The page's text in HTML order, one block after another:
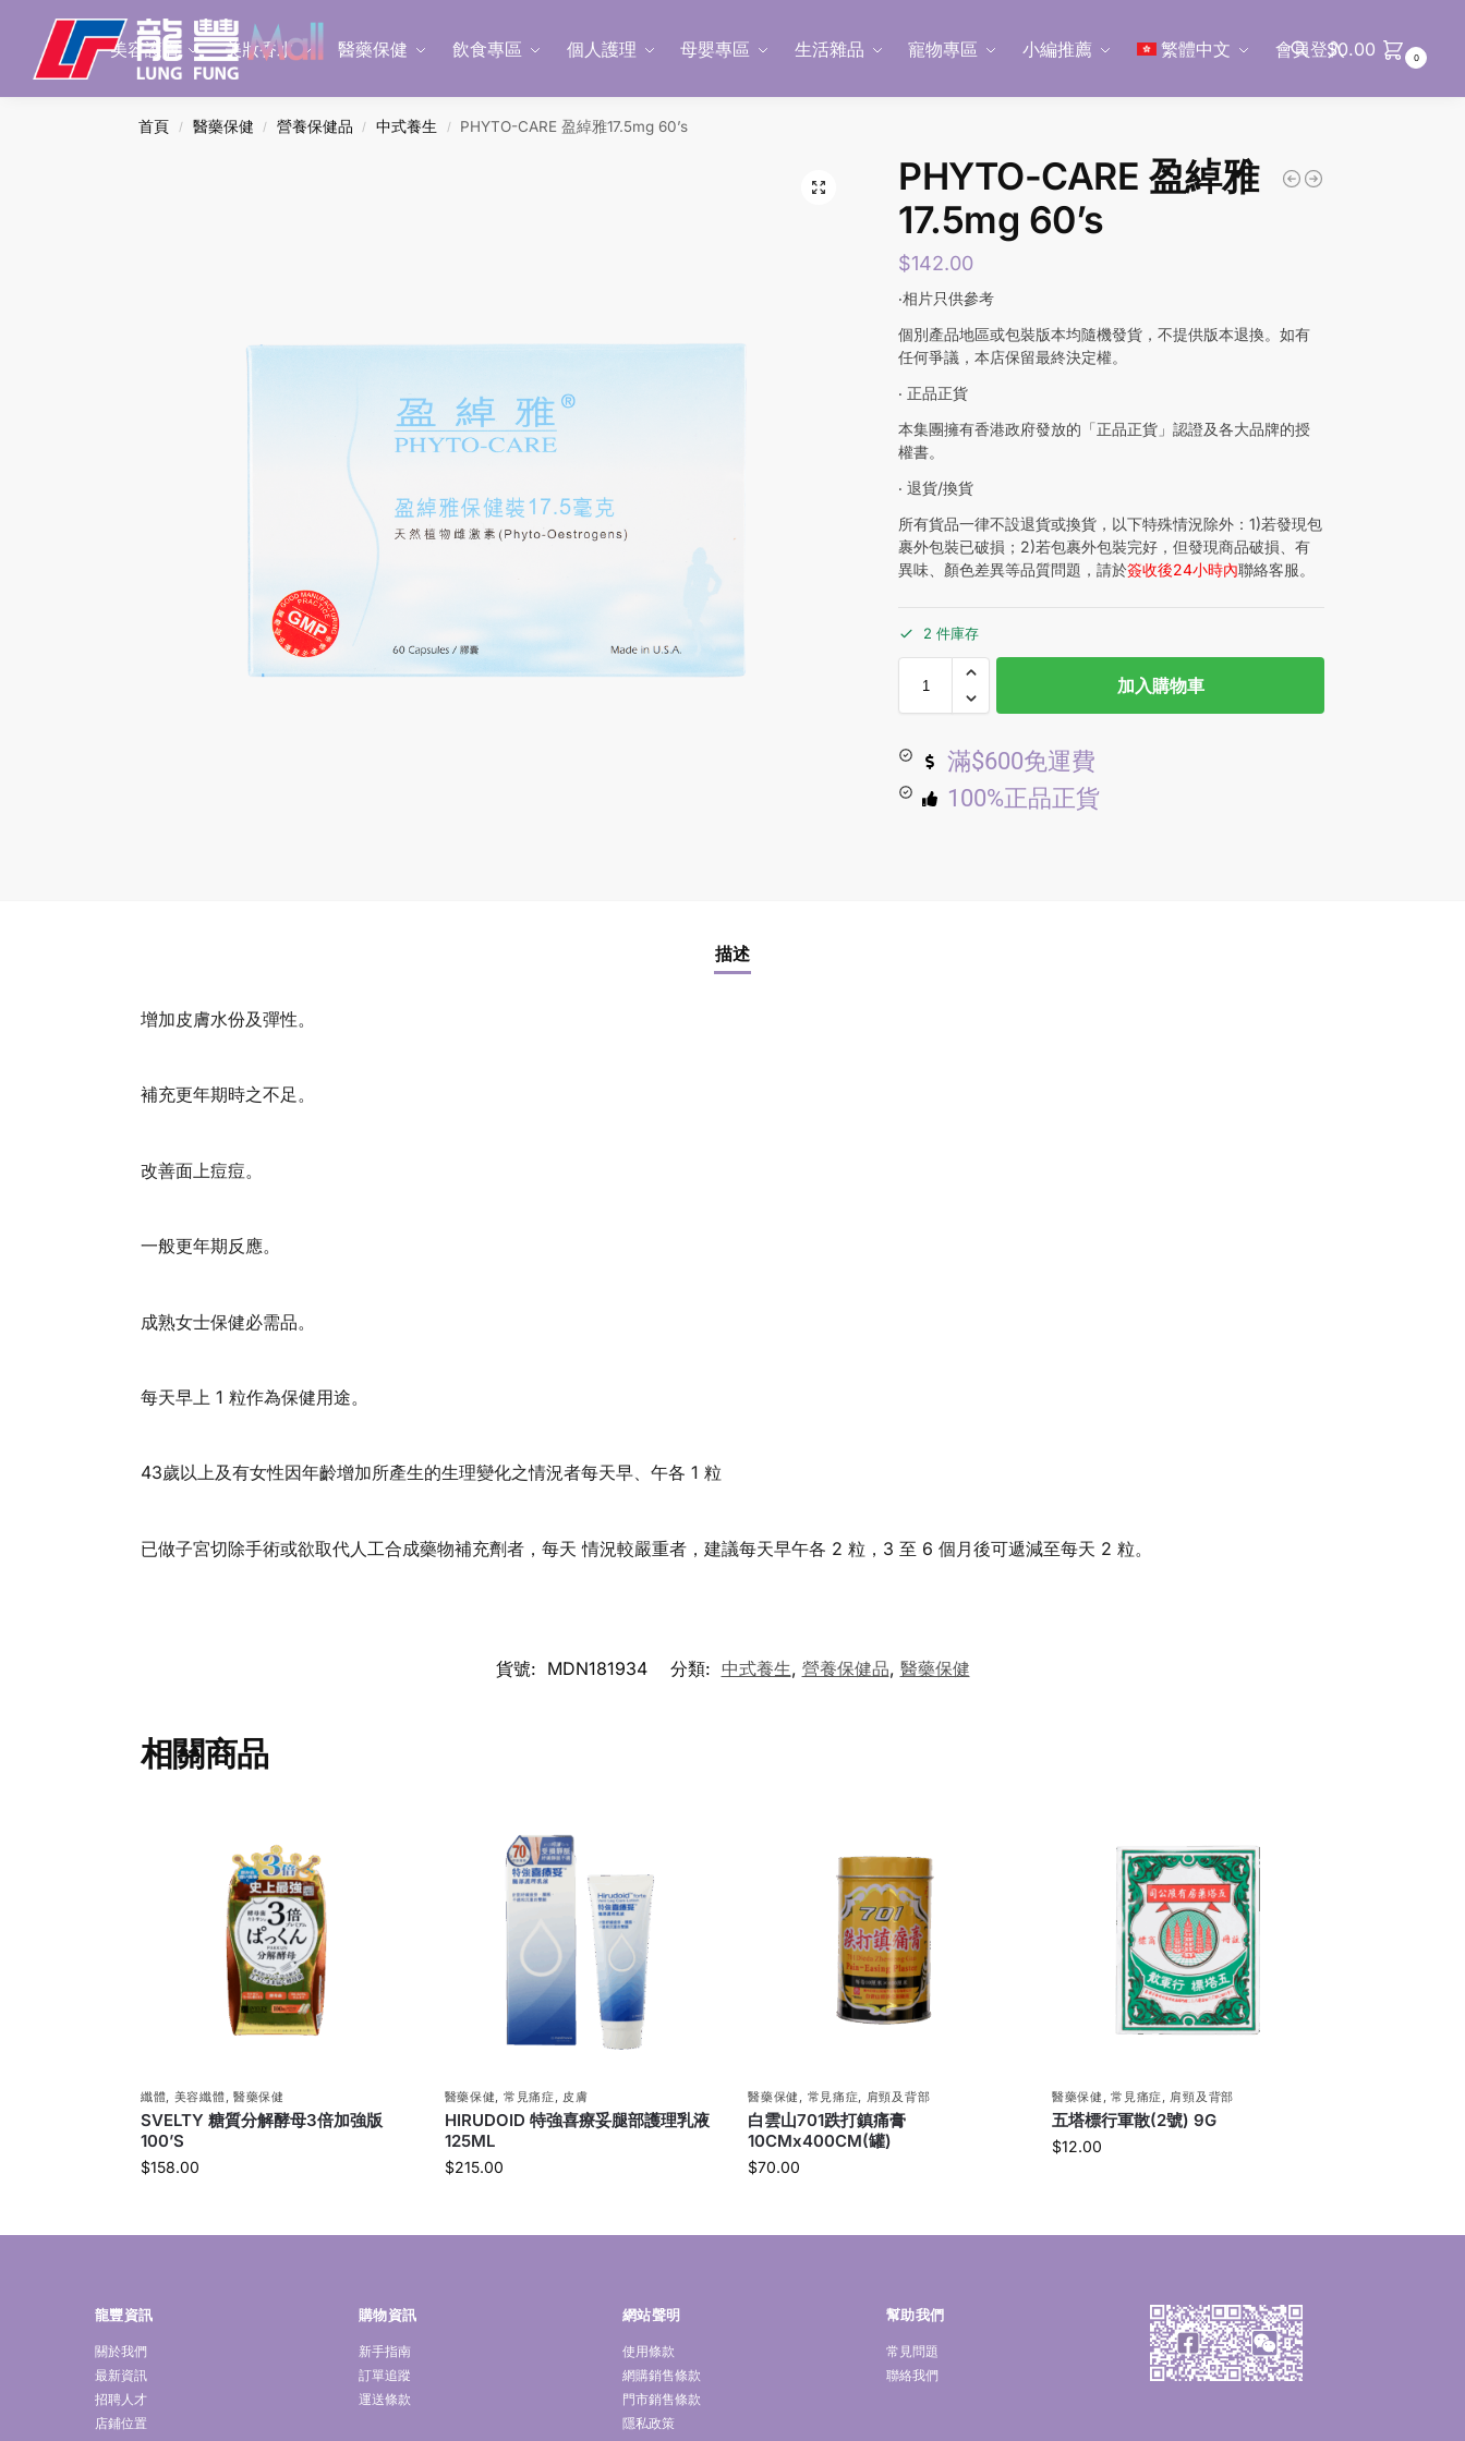
美容護膚 美妝香水 醫藥保健 飲食專區 個人護理 母嬰專區 生活雜品 寵物專區 小編推薦 繁體中文 會員登入
Search
$0.00 0
首頁 / 醫藥保健 / 營養保健品 / 中式養生 / PHYTO-CARE 盈綽雅17.5mg 60’s
PHYTO-CARE 盈綽雅
17.5mg 60’s
$142.00
‧相片只供參考
個別產品地區或包裝版本均隨機發貨，不提供版本退換。如有
任何爭議，本店保留最終決定權。
‧ 正品正貨
本集團擁有香港政府發放的「正品正貨」認證及各大品牌的授
權書。
‧ 退貨/換貨
所有貨品一律不設退貨或換貨，以下特殊情況除外：1)若發現包
裹外包裝已破損；2)若包裹外包裝完好，但發現商品破損、有
異味、顏色差異等品質問題，請於簽收後24小時內聯絡客服。
2 件庫存
加入購物車
滿$600免運費
100%正品正貨
描述
增加皮膚水份及彈性。
補充更年期時之不足。
改善面上痘痘。
一般更年期反應。
成熟女士保健必需品。
每天早上 1 粒作為保健用途。
43歲以上及有女性因年齡增加所產生的生理變化之情況者每天早、午各 1 粒
已做子宮切除手術或欲取代人工合成藥物補充劑者，每天 情況較嚴重者，建議每天早午各 2 粒，3 至 6 個月後可遞減至每天 2 粒。
貨號: MDN181934 分類: 中式養生, 營養保健品, 醫藥保健
相關商品
纖體, 美容纖體, 醫藥保健
SVELTY 糖質分解酵母3倍加強版
100’S
$158.00
醫藥保健, 常見痛症, 皮膚
HIRUDOID 特強喜療妥腿部護理乳液
125ML
$215.00
醫藥保健 , 常見痛症, 肩頸及背部
白雲山701跌打鎮痛膏
10CMx400CM(罐)
$70.00
醫藥保健 ,常見痛症, 肩頸及背部
五塔標行軍散(2號) 9G
$12.00
龍豐資訊
關於我們
最新資訊
招聘人才
店鋪位置
購物資訊
新手指南
訂單追蹤
運送條款
網站聲明
使用條款
網購銷售條款
門市銷售條款
隱私政策
幫助我們
常見問題
聯絡我們